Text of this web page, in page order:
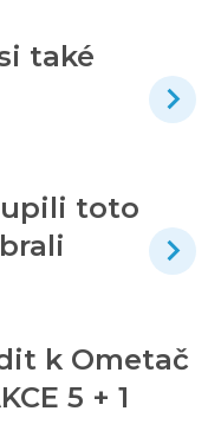
také
toto
k Ometač
5 + 1